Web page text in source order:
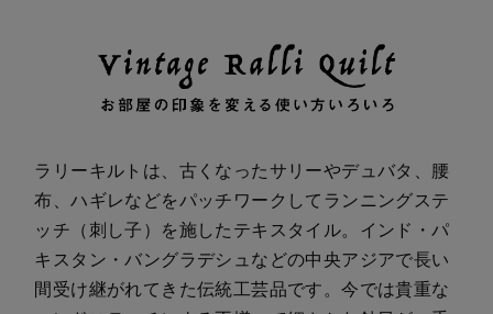
ラリーキルトは、古くなったサリーやデュバタ、腰
布、ハギレなどをパッチワークしてランニングステ
ッチ（刺し子）を施したテキスタイル。インド・パ
キスタン・バングラデシュなどの中央アジアで長い
間受け継がれてきた伝統工芸品です。今では貴重な